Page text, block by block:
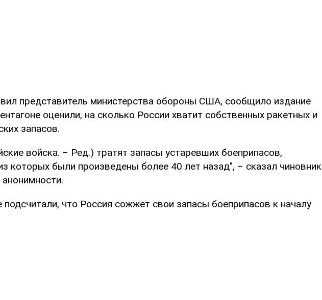
представитель министерства обороны США, сообщило издание
оценили, на сколько России хватит собственных ракетных и
запасов.
войска. – Ред.) тратят запасы устаревших боеприпасов,
которых были произведены более 40 лет назад", – сказал чиновник
анонимности.
подсчитали, что Россия сожжет свои запасы боеприпасов к началу